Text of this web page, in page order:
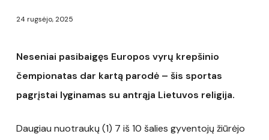
24 rugsėjo, 2025
Neseniai pasibaigęs Europos vyrų krepšinio
čempionatas dar kartą parodė – šis sportas
pagrįstai lyginamas su antrąja Lietuvos religija.
Daugiau nuotraukų (1) 7 iš 10 šalies gyventojų žiūrėjo